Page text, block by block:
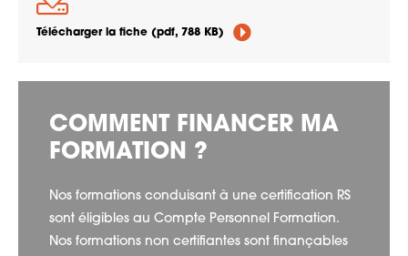
Télécharger la fiche (pdf, 788 KB)
COMMENT FINANCER MA
FORMATION ?
Nos formations conduisant à une certification RS
sont éligibles au Compte Personnel Formation.
Nos formations non certifiantes sont finançables